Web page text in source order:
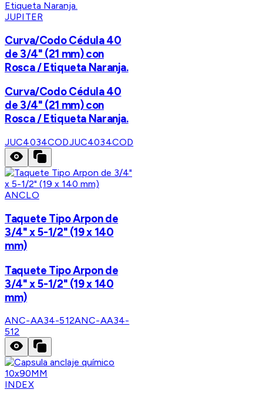
JUPITER
Curva/Codo Cédula 40
de 3/4" (21 mm) con
Rosca / Etiqueta Naranja.
Curva/Codo Cédula 40
de 3/4" (21 mm) con
Rosca / Etiqueta Naranja.
JUC4034CODJUC4034COD
ANCLO
Taquete Tipo Arpon de
3/4" x 5-1/2" (19 x 140
mm)
Taquete Tipo Arpon de
3/4" x 5-1/2" (19 x 140
mm)
ANC-AA34-512ANC-AA34-
512
INDEX